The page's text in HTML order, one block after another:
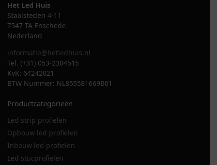
Het Led Huis
Staalsteden 4-11
7547 TA Enschede
Nederland
informatie@hetledhuis.nl
Tel. (+31) 053-2304515
KvK: 64242021
BTW Nummer: NL855581669B01
Productcategorieën
Led strip profielen
Opbouw led profielen
Inbouw led profielen
Led stucprofielen